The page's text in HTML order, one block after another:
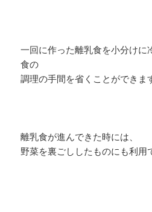
一回に作った離乳食を小分けに
食の
調理の手間を省くことができま
離乳食が進んできた時には、
野菜を裏ごししたものにも利用